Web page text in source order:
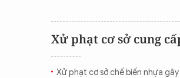
Xử phạt cơ sở cung
Xử phạt cơ sở chế biến nhựa